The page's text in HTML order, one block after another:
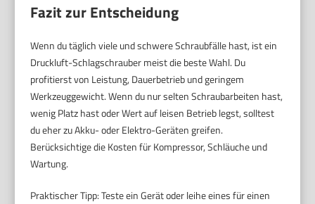
Fazit zur Entscheidung
Wenn du täglich viele und schwere Schraubfälle hast, ist ein
Druckluft-Schlagschrauber meist die beste Wahl. Du
profitierst von Leistung, Dauerbetrieb und geringem
Werkzeuggewicht. Wenn du nur selten Schraubarbeiten hast,
wenig Platz hast oder Wert auf leisen Betrieb legst, solltest
du eher zu Akku- oder Elektro-Geräten greifen.
Berücksichtige die Kosten für Kompressor, Schläuche und
Wartung.
Praktischer Tipp: Teste ein Gerät oder leihe eines für einen